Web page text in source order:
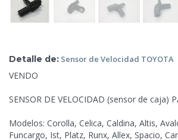
Detalle de: Sensor de Velocidad TOYOTA
VENDO
SENSOR DE VELOCIDAD (sensor de caja)
Modelos: Corolla, Celica, Caldina, Altis,
Funcargo, Ist, Platz, Runx, Allex, Spacio,